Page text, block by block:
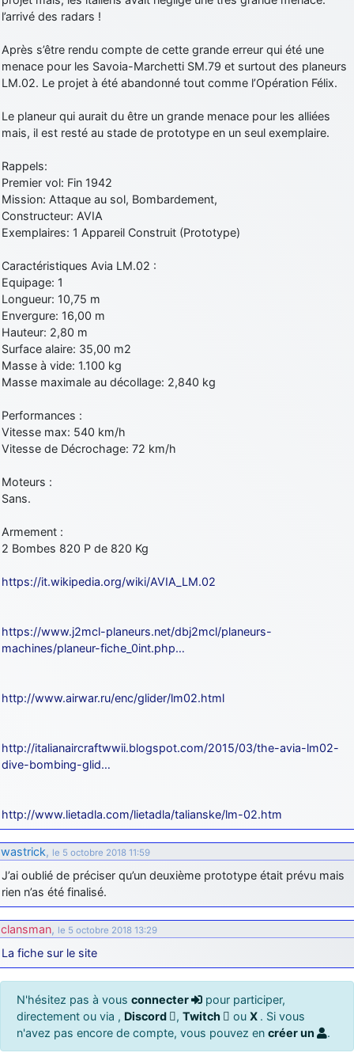
l’arrivé des radars !
Après s’être rendu compte de cette grande erreur qui été une
menace pour les Savoia-Marchetti SM.79 et surtout des planeurs
LM.02. Le projet à été abandonné tout comme l’Opération Félix.
Le planeur qui aurait du être un grande menace pour les alliées
mais, il est resté au stade de prototype en un seul exemplaire.
Rappels:
Premier vol: Fin 1942
Mission: Attaque au sol, Bombardement,
Constructeur: AVIA
Exemplaires: 1 Appareil Construit (Prototype)
Caractéristiques Avia LM.02 :
Equipage: 1
Longueur: 10,75 m
Envergure: 16,00 m
Hauteur: 2,80 m
Surface alaire: 35,00 m2
Masse à vide: 1.100 kg
Masse maximale au décollage: 2,840 kg
Performances :
Vitesse max: 540 km/h
Vitesse de Décrochage: 72 km/h
Moteurs :
Sans.
Armement :
2 Bombes 820 P de 820 Kg
https://it.wikipedia.org/wiki/AVIA_LM.02
https://www.j2mcl-planeurs.net/dbj2mcl/planeurs-
machines/planeur-fiche_0int.php…
http://www.airwar.ru/enc/glider/lm02.html
http://italianaircraftwwii.blogspot.com/2015/03/the-avia-lm02-
dive-bombing-glid…
http://www.lietadla.com/lietadla/talianske/lm-02.htm
wastrick, le 5 octobre 2018 11:59
J’ai oublié de préciser qu’un deuxième prototype était prévu mais
rien n’as été finalisé.
clansman, le 5 octobre 2018 13:29
La fiche sur le site
N'hésitez pas à vous connecter
pour participer,
directement ou via , Discord , Twitch ou X . Si vous
n'avez pas encore de compte, vous pouvez en créer un .